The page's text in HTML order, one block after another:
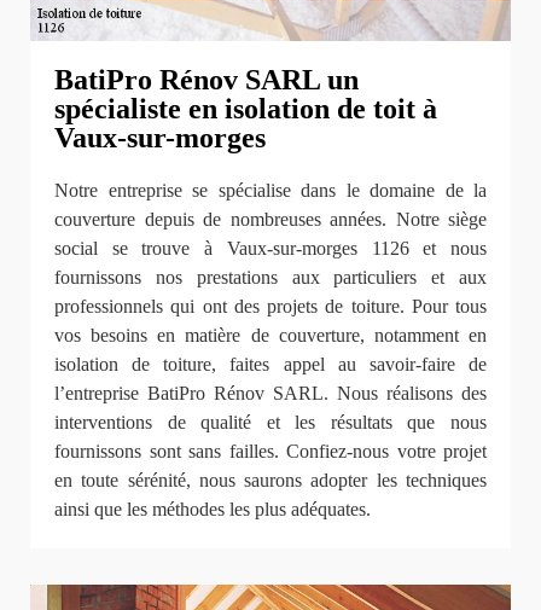
BatiPro Rénov SARL un
spécialiste en isolation de toit à
Vaux-sur-morges
Notre entreprise se spécialise dans le domaine de la
couverture depuis de nombreuses années. Notre siège
social se trouve à Vaux-sur-morges 1126 et nous
fournissons nos prestations aux particuliers et aux
professionnels qui ont des projets de toiture. Pour tous
vos besoins en matière de couverture, notamment en
isolation de toiture, faites appel au savoir-faire de
l’entreprise BatiPro Rénov SARL. Nous réalisons des
interventions de qualité et les résultats que nous
fournissons sont sans failles. Confiez-nous votre projet
en toute sérénité, nous saurons adopter les techniques
ainsi que les méthodes les plus adéquates.